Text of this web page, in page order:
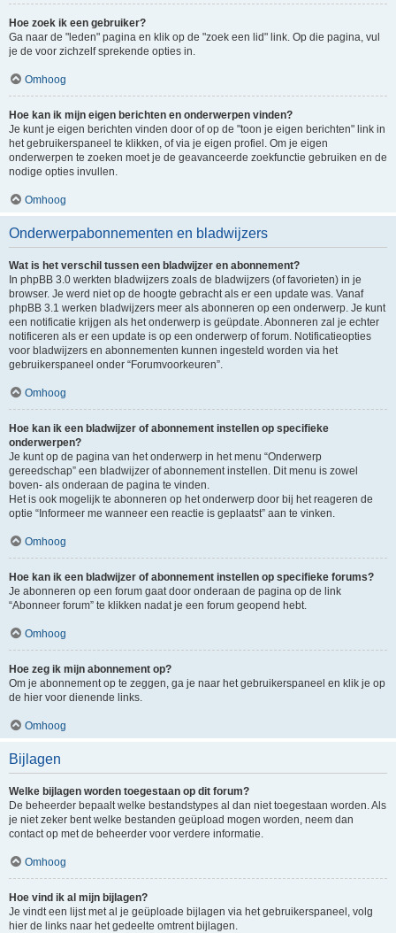
Hoe zoek ik een gebruiker?
Ga naar de "leden" pagina en klik op de "zoek een lid" link. Op die pagina, vul
je de voor zichzelf sprekende opties in.
Omhoog
Hoe kan ik mijn eigen berichten en onderwerpen vinden?
Je kunt je eigen berichten vinden door of op de "toon je eigen berichten" link in
het gebruikerspaneel te klikken, of via je eigen profiel. Om je eigen
onderwerpen te zoeken moet je de geavanceerde zoekfunctie gebruiken en de
nodige opties invullen.
Omhoog
Onderwerpabonnementen en bladwijzers
Wat is het verschil tussen een bladwijzer en abonnement?
In phpBB 3.0 werkten bladwijzers zoals de bladwijzers (of favorieten) in je
browser. Je werd niet op de hoogte gebracht als er een update was. Vanaf
phpBB 3.1 werken bladwijzers meer als abonneren op een onderwerp. Je kunt
een notificatie krijgen als het onderwerp is geüpdate. Abonneren zal je echter
notificeren als er een update is op een onderwerp of forum. Notificatieopties
voor bladwijzers en abonnementen kunnen ingesteld worden via het
gebruikerspaneel onder “Forumvoorkeuren”.
Omhoog
Hoe kan ik een bladwijzer of abonnement instellen op specifieke
onderwerpen?
Je kunt op de pagina van het onderwerp in het menu “Onderwerp
gereedschap” een bladwijzer of abonnement instellen. Dit menu is zowel
boven- als onderaan de pagina te vinden.
Het is ook mogelijk te abonneren op het onderwerp door bij het reageren de
optie “Informeer me wanneer een reactie is geplaatst” aan te vinken.
Omhoog
Hoe kan ik een bladwijzer of abonnement instellen op specifieke forums?
Je abonneren op een forum gaat door onderaan de pagina op de link
“Abonneer forum” te klikken nadat je een forum geopend hebt.
Omhoog
Hoe zeg ik mijn abonnement op?
Om je abonnement op te zeggen, ga je naar het gebruikerspaneel en klik je op
de hier voor dienende links.
Omhoog
Bijlagen
Welke bijlagen worden toegestaan op dit forum?
De beheerder bepaalt welke bestandstypes al dan niet toegestaan worden. Als
je niet zeker bent welke bestanden geüpload mogen worden, neem dan
contact op met de beheerder voor verdere informatie.
Omhoog
Hoe vind ik al mijn bijlagen?
Je vindt een lijst met al je geüploade bijlagen via het gebruikerspaneel, volg
hier de links naar het gedeelte omtrent bijlagen.